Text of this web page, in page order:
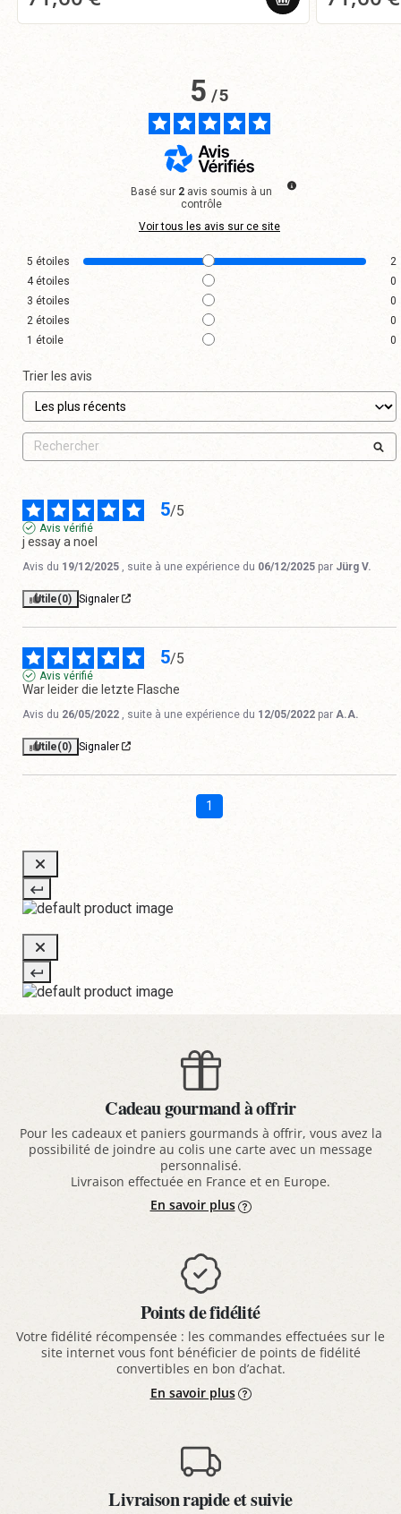
5/5
Basé sur 2 avis soumis à un
contrôle
Voir tous les avis sur ce site
5 étoiles
2
4étoiles
0
3 étoiles
0
2 étoiles
0
1 étoile 0
Trier les avis
5/5
Avis vérifié
j essay a noel
Avis du 19/12/2025 , suite à une expérience du 06/12/2025 par Jürg V.
Utile(0) Signaler
5/5
Avis vérifié
War leider die letzte Flasche
Avis du 26/05/2022 , suite à une expérience du 12/05/2022 par A.A.
Utile(0) Signaler
1
Cadeau gourmand à offrir
Pour les cadeaux et paniers gourmands à offrir, vous avez la
possibilité de joindre au colis une carte avec un message
personnalisé.
Livraison effectuée en France et en Europe.
En savoir plus
Points de fidélité
Votre fidélité récompensée : les commandes effectuées sur le
site internet vous font bénéficier de points de fidélité
convertibles en bon d’achat.
En savoir plus
Livraison rapide et suivie